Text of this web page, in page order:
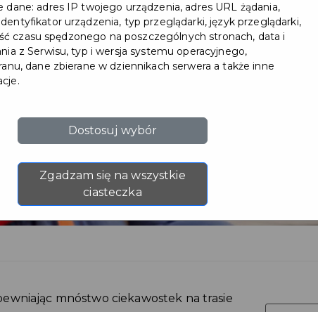
mnóstwo ciekawostek na trasie
dane: adres IP twojego urządzenia, adres URL żądania,
urządzenia, typ przeglądarki, język przeglądarki,
czasu spędzonego na poszczególnych stronach, data i
z Serwisu, typ i wersja systemu operacyjnego,
dane zbierane w dziennikach serwera a także inne
Dostosuj wybór
Zgadzam się na wszystkie
ciasteczka